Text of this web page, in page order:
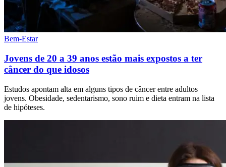
Bem-Estar
Jovens de 20 a 39 anos estão mais expostos a ter
câncer do que idosos
Estudos apontam alta em alguns tipos de câncer entre adultos
jovens. Obesidade, sedentarismo, sono ruim e dieta entram na lista
de hipóteses.